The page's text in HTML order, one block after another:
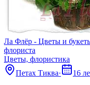
Ла Флёр - Цветы и
флориста
Цветы, флористика
Петах Тиква·
16